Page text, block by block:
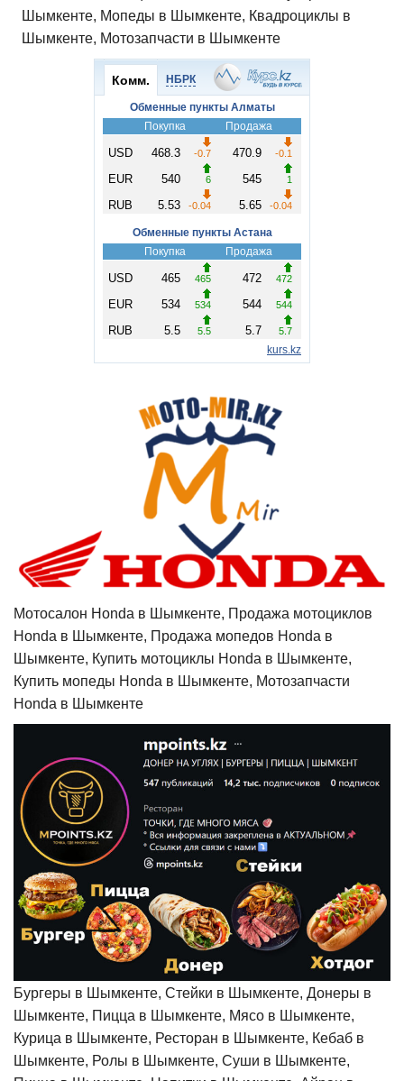
Шымкенте, Мопеды в Шымкенте, Квадроциклы в
Шымкенте, Мотозапчасти в Шымкенте
Мотосалон Honda в Шымкенте, Продажа мотоциклов
Honda в Шымкенте, Продажа мопедов Honda в
Шымкенте, Купить мотоциклы Honda в Шымкенте,
Купить мопеды Honda в Шымкенте, Мотозапчасти
Honda в Шымкенте
Бургеры в Шымкенте, Стейки в Шымкенте, Донеры в
Шымкенте, Пицца в Шымкенте, Мясо в Шымкенте,
Курица в Шымкенте, Ресторан в Шымкенте, Кебаб в
Шымкенте, Ролы в Шымкенте, Суши в Шымкенте,